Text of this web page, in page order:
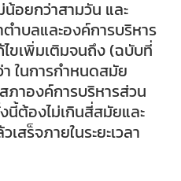
อยกว่าสามวัน และ
บลและองค์การบริหาร
ขเพิ่มเติมจนถึง (ฉบับที่
ในการกำหนดสมัย
ภาองค์การบริหารส่วน
ต้องไม่เกินสี่สมัยและ
เสร็จภายในระยะเวลา